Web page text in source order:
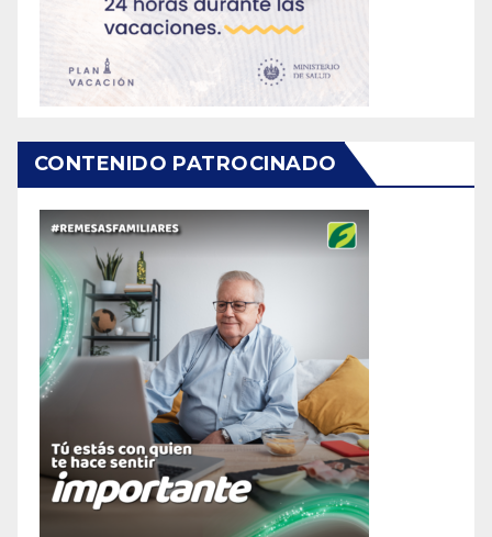
CONTENIDO PATROCINADO